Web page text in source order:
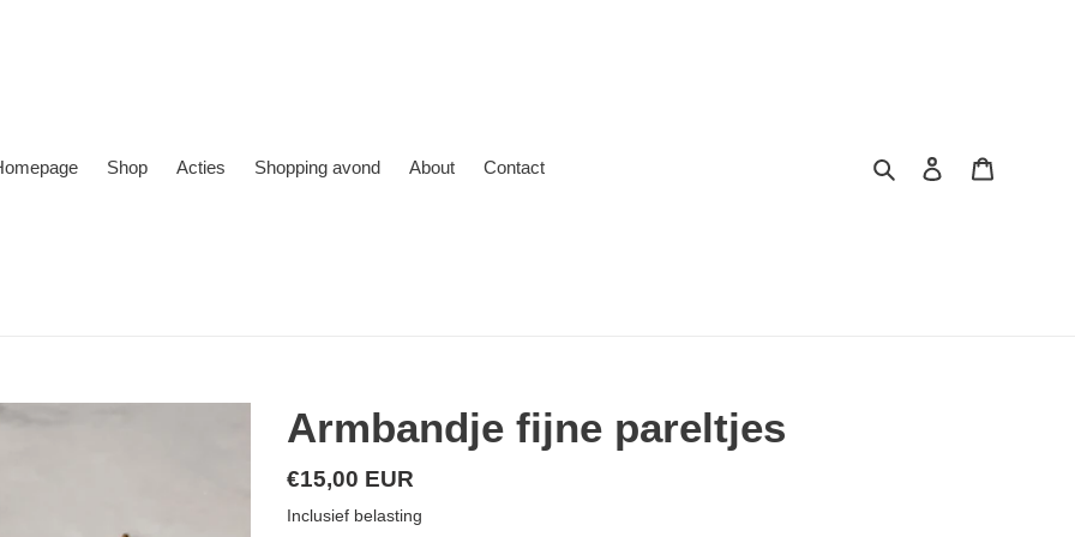
Shop Acties Shopping avond About Contact Zoeken Inloggen
Armbandje fijne pareltjes
Normale
prijs
€15,00 EUR
Inclusief belasting